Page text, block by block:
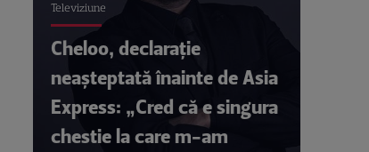
Televiziune
Cheloo, declarație
neașteptată înainte de Asia
Express: „Cred că e singura
chestie la care m-am